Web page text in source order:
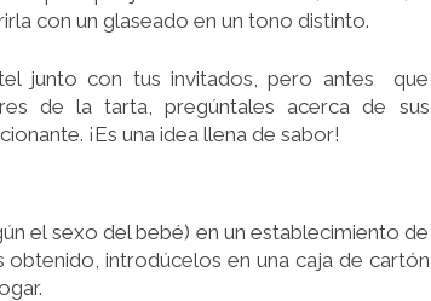
con un glaseado en un tono distinto.
junto con tus invitados, pero antes que
de la tarta, pregúntales acerca de sus
¡Es una idea llena de sabor!
el sexo del bebé) en un establecimiento de
introdúcelos en una caja de cartón